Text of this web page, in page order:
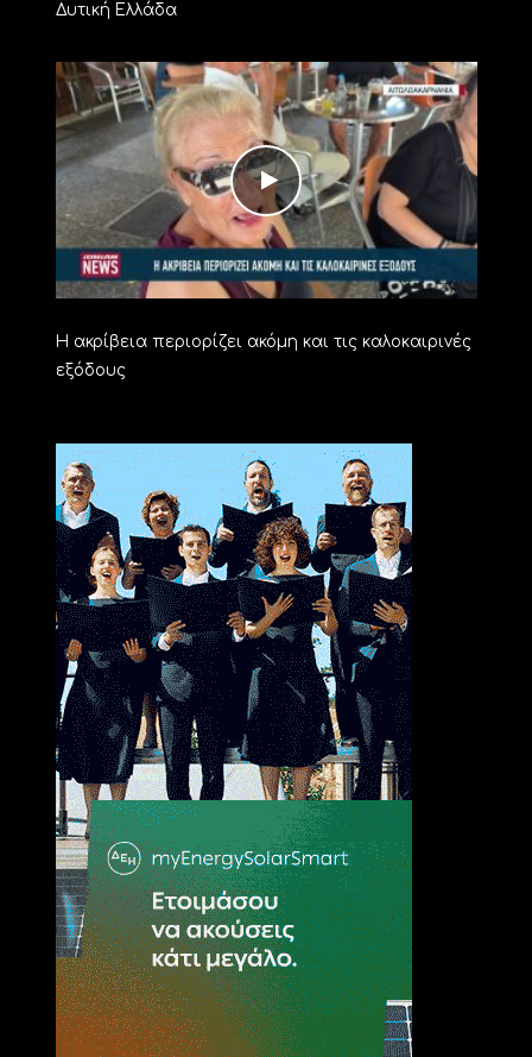
Δυτική Ελλάδα
Η ακρίβεια περιορίζει ακόμη και τις καλοκαιρινές
εξόδους